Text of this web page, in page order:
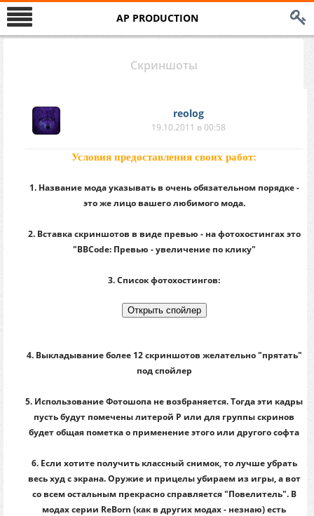
AP PRODUCTION
Скриншоты
reolog
19.10.2011 в 00:58
Условия предоставления своих работ:
1. Название мода указывать в очень обязательном порядке -
это же лицо вашего любимого мода.
2. Вставка скриншотов в виде превью - на фотохостингах это
"BBCode: Превью - увеличение по клику"
3. Список фотохостингов:
4. Выкладывание более 12 скриншотов желательно "прятать"
под спойлер
5. Использование Фотошопа не возбраняется. Тогда эти кадры
пусть будут помечены литерой P или для группы скринов
будет общая пометка о применение этого или другого софта
6. Если хотите получить классный снимок, то лучше убрать
весь худ с экрана. Оружие и прицелы убираем из игры, а вот
со всем остальным прекрасно справляется "Повелитель". В
модах серии ReBorn (как в других модах - незнаю) есть